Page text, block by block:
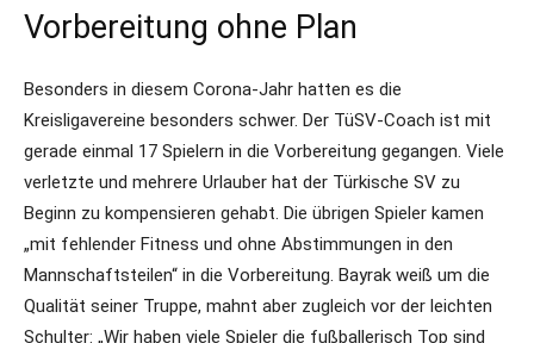
Vorbereitung ohne Plan
Besonders in diesem Corona-Jahr hatten es die
Kreisligavereine besonders schwer. Der TüSV-Coach ist mit
gerade einmal 17 Spielern in die Vorbereitung gegangen. Viele
verletzte und mehrere Urlauber hat der Türkische SV zu
Beginn zu kompensieren gehabt. Die übrigen Spieler kamen
„mit fehlender Fitness und ohne Abstimmungen in den
Mannschaftsteilen“ in die Vorbereitung. Bayrak weiß um die
Qualität seiner Truppe, mahnt aber zugleich vor der leichten
Schulter: „Wir haben viele Spieler die fußballerisch Top sind